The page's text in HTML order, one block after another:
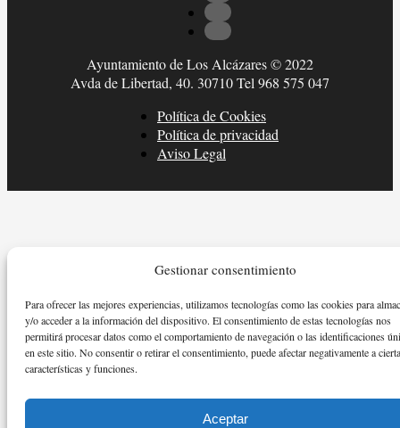
Gestionar consentimiento
Para ofrecer las mejores experiencias, utilizamos tecnologías como las cookies para
y/o acceder a la información del dispositivo. El consentimiento de estas tecnologías nos
permitirá procesar datos como el comportamiento de navegación o las identificaciones
en este sitio. No consentir o retirar el consentimiento, puede afectar negativamente a
características y funciones.
Aceptar
Ayuntamiento de Los Alcázares © 2022
Avda de Libertad, 40. 30710 Tel 968 575 047
Política de Cookies
Política de privacidad
Aviso Legal